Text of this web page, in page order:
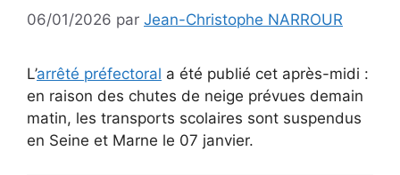
06/01/2026 par Jean-Christophe NARROUR
L’arrêté préfectoral a été publié cet après-midi :
en raison des chutes de neige prévues demain
matin, les transports scolaires sont suspendus
en Seine et Marne le 07 janvier.